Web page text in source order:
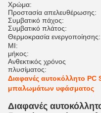
Χρώμα:
Προστασία απελευθέρωσης:
Συμβατικό πάχος:
Συμβατικό πλάτος:
Θερμοκρασία ενεργοποίησης:
MI:
μήκος:
Ανθεκτικός χρόνος
πλυσίματος:
Διαφανές αυτοκόλλητο
μπαλωμάτων υφάσματος
Διαφανές